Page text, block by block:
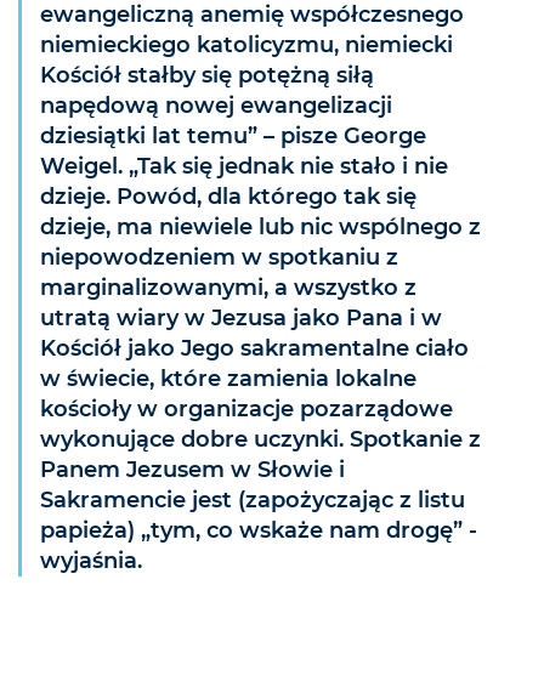
ewangeliczną anemię współczesnego
niemieckiego katolicyzmu, niemiecki
Kościół stałby się potężną siłą
napędową nowej ewangelizacji
dziesiątki lat temu” – pisze George
Weigel. „Tak się jednak nie stało i nie
dzieje. Powód, dla którego tak się
dzieje, ma niewiele lub nic wspólnego z
niepowodzeniem w spotkaniu z
marginalizowanymi, a wszystko z
utratą wiary w Jezusa jako Pana i w
Kościół jako Jego sakramentalne ciało
w świecie, które zamienia lokalne
kościoły w organizacje pozarządowe
wykonujące dobre uczynki. Spotkanie z
Panem Jezusem w Słowie i
Sakramencie jest (zapożyczając z listu
papieża) „tym, co wskaże nam drogę” -
wyjaśnia.